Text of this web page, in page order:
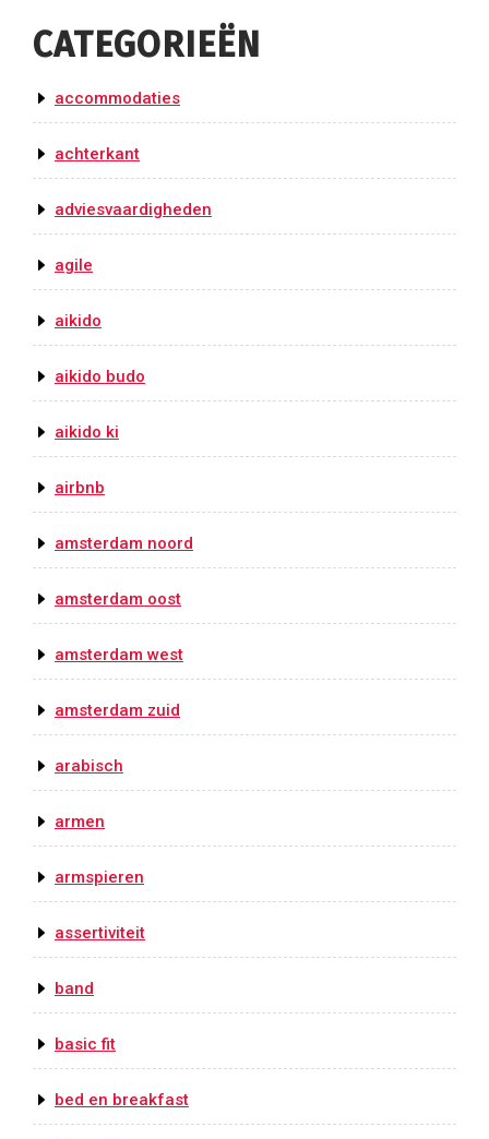
CATEGORIEËN
accommodaties
achterkant
adviesvaardigheden
agile
aikido
aikido budo
aikido ki
airbnb
amsterdam noord
amsterdam oost
amsterdam west
amsterdam zuid
arabisch
armen
armspieren
assertiviteit
band
basic fit
bed en breakfast